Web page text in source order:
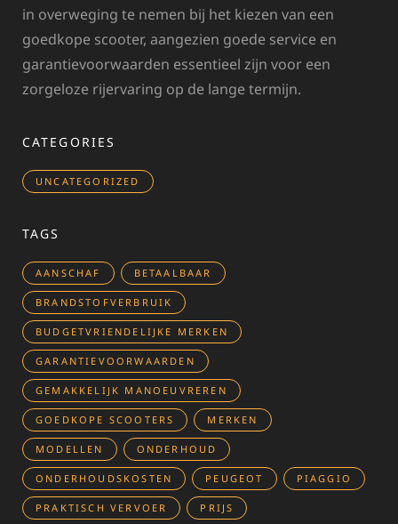
in overweging te nemen bij het kiezen van een
goedkope scooter, aangezien goede service en
garantievoorwaarden essentieel zijn voor een
zorgeloze rijervaring op de lange termijn.
CATEGORIES
UNCATEGORIZED
TAGS
AANSCHAF BETAALBAAR
BRANDSTOFVERBRUIK
BUDGETVRIENDELIJKE MERKEN
GARANTIEVOORWAARDEN
GEMAKKELIJK MANOEUVREREN
GOEDKOPE SCOOTERS MERKEN
MODELLEN ONDERHOUD
ONDERHOUDSKOSTEN PEUGEOT PIAGGIO
PRAKTISCH VERVOER PRIJS